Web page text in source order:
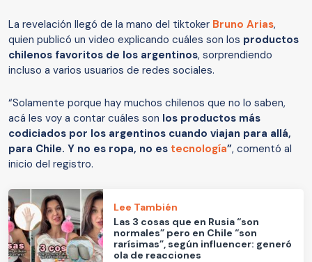
La revelación llegó de la mano del tiktoker Bruno Arias,
quien publicó un video explicando cuáles son los productos
chilenos favoritos de los argentinos, sorprendiendo
incluso a varios usuarios de redes sociales.
“Solamente porque hay muchos chilenos que no lo saben,
acá les voy a contar cuáles son los productos más
codiciados por los argentinos cuando viajan para allá,
para Chile. Y no es ropa, no es tecnología”, comentó al
inicio del registro.
Lee También
Las 3 cosas que en Rusia “son
normales” pero en Chile “son
rarísimas”, según influencer: generó
ola de reacciones